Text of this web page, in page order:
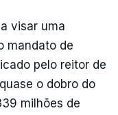
visar uma
mandato de
pelo reitor de
o dobro do
milhões de